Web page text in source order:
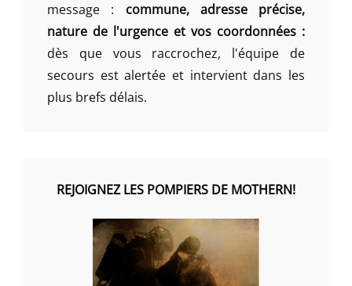
message : commune, adresse précise,
nature de l'urgence et vos coordonnées :
dès que vous raccrochez, l'équipe de
secours est alertée et intervient dans les
plus brefs délais.
REJOIGNEZ LES POMPIERS DE MOTHERN!